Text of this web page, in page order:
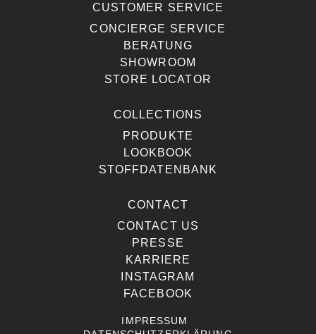
CUSTOMER SERVICE
CONCIERGE SERVICE
BERATUNG
SHOWROOM
STORE LOCATOR
COLLECTIONS
PRODUKTE
LOOKBOOK
STOFFDATENBANK
CONTACT
CONTACT US
PRESSE
KARRIERE
INSTAGRAM
FACEBOOK
IMPRESSUM